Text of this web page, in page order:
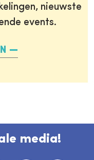
nieuwste
events.
media!